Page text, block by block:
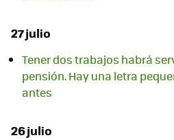
27 julio
Tener dos trabajos habrá
pensión. Hay una letra
antes
26 julio